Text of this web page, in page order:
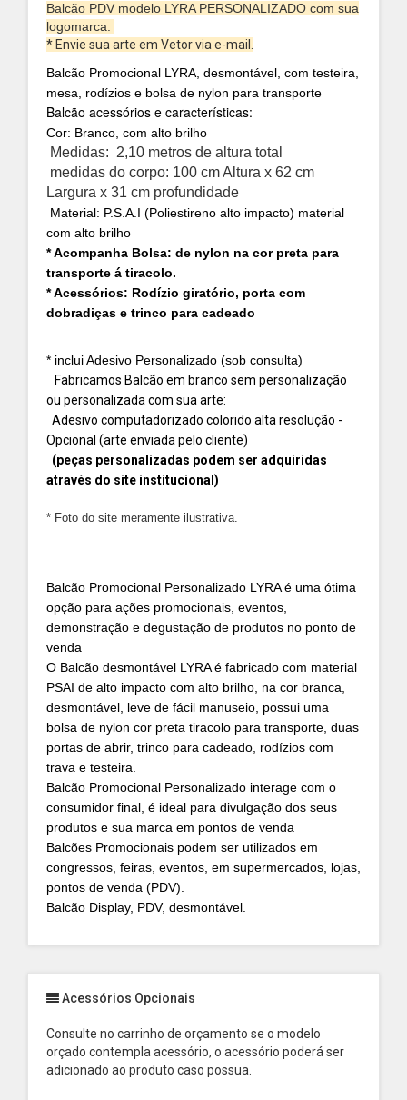
Balcão PDV modelo LYRA PERSONALIZADO com sua
logomarca:
* Envie sua arte em Vetor via e-mail.
Balcão Promocional LYRA, desmontável, com testeira,
mesa, rodízios e bolsa de nylon para transporte
Balcão acessórios e características:
Cor: Branco, com alto brilho
Medidas: 2,10 metros de altura total
medidas do corpo: 100 cm Altura x 62 cm
Largura x 31 cm profundidade
Material: P.S.A.I (Poliestireno alto impacto) material
com alto brilho
* Acompanha Bolsa: de nylon na cor preta para
transporte á tiracolo.
* Acessórios: Rodízio giratório, porta com
dobradiças e trinco para cadeado
* inclui Adesivo Personalizado (sob consulta)
Fabricamos Balcão em branco sem personalização
ou personalizada com sua arte:
Adesivo computadorizado colorido alta resolução -
Opcional (arte enviada pelo cliente)
(peças personalizadas podem ser adquiridas
através do site institucional)
* Foto do site meramente ilustrativa.
Balcão Promocional Personalizado LYRA é uma ótima
opção para ações promocionais, eventos,
demonstração e degustação de produtos no ponto de
venda
O Balcão desmontável LYRA é fabricado com material
PSAI de alto impacto com alto brilho, na cor branca,
desmontável, leve de fácil manuseio, possui uma
bolsa de nylon cor preta tiracolo para transporte, duas
portas de abrir, trinco para cadeado, rodízios com
trava e testeira.
Balcão Promocional Personalizado interage com o
consumidor final, é ideal para divulgação dos seus
produtos e sua marca em pontos de venda
Balcões Promocionais podem ser utilizados em
congressos, feiras, eventos, em supermercados, lojas,
pontos de venda (PDV).
Balcão Display, PDV, desmontável.
Acessórios Opcionais
Consulte no carrinho de orçamento se o modelo
orçado contempla acessório, o acessório poderá ser
adicionado ao produto caso possua.